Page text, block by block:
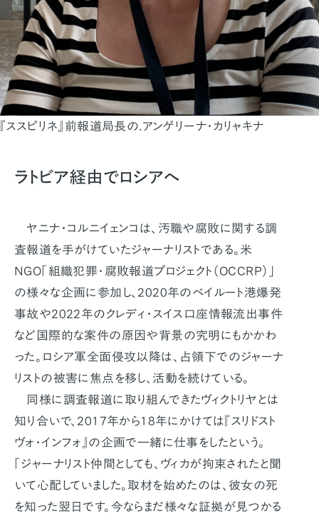
『ススピリネ』前報道局長の.アンゲリーナ・カリャキナ
ラトビア経由でロシアへ
ヤニナ・コルニイェンコは、汚職や腐敗に関する調
査報道を手がけていたジャーナリストである。米
NGO「組織犯罪・腐敗報道プロジェクト（OCCRP）」
の様々な企画に参加し、2020年のベイルート港爆発
事故や2022年のクレディ・スイス口座情報流出事件
など国際的な案件の原因や背景の究明にもかかわ
った。ロシア軍全面侵攻以降は、占領下でのジャーナ
リストの被害に焦点を移し、活動を続けている。
同様に調査報道に取り組んできたヴィクトリヤとは
知り合いで、2017年から18年にかけては『スリドスト
ヴォ・インフォ』の企画で一緒に仕事をしたという。
「ジャーナリスト仲間としても、ヴィカが拘束されたと聞
いて心配していました。取材を始めたのは、彼女の死
を知った翌日です。今ならまだ様々な証拠が見つかる